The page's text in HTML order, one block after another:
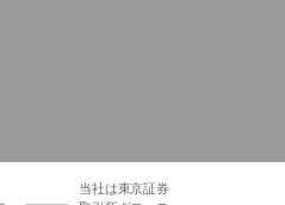
当社は東京証券